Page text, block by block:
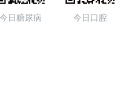
今日糖尿病 今日口腔